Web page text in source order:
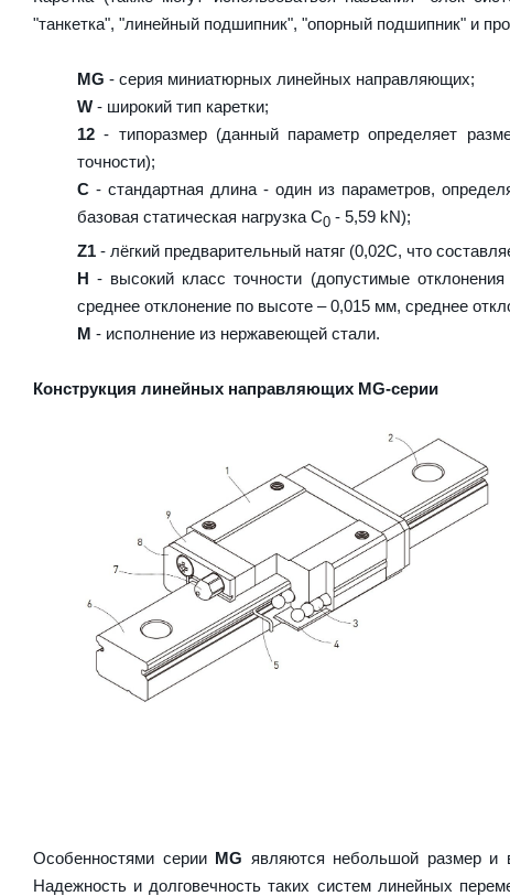
"танкетка", "линейный подшипник", "опорный подшипник" и
MG - серия миниатюрных линейных направляющих;
W - широкий тип каретки;
12 - типоразмер (данный параметр определяет
точности);
C - стандартная длина - один из параметров,
базовая статическая нагрузка С0 - 5,59 kN);
Z1 - лёгкий предварительный натяг (0,02C, что
H - высокий класс точности (допустимые
среднее отклонение по высоте – 0,015 мм, среднее
M - исполнение из нержавеющей стали.
Конструкция линейных направляющих MG-серии
Особенностями серии MG являются небольшой размер и
Надежность и долговечность таких систем линейных